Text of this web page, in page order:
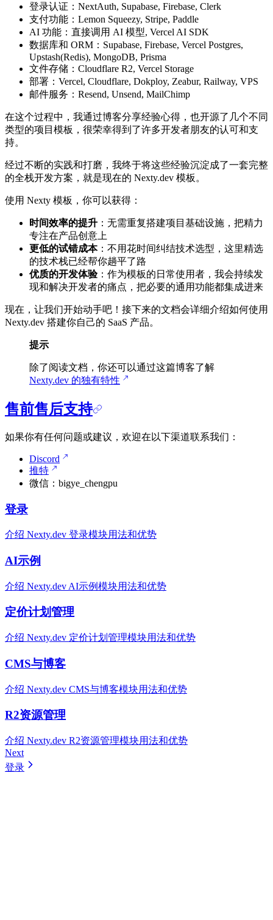
登录认证：NextAuth, Supabase, Firebase, Clerk
支付功能：Lemon Squeezy, Stripe, Paddle
AI 功能：直接调用 AI 模型, Vercel AI SDK
数据库和 ORM：Supabase, Firebase, Vercel Postgres,
Upstash(Redis), MongoDB, Prisma
文件存储：Cloudflare R2, Vercel Storage
部署：Vercel, Cloudflare, Dokploy, Zeabur, Railway, VPS
邮件服务：Resend, Unsend, MailChimp
在这个过程中，我通过博客分享经验心得，也开源了几个不同
类型的项目模板，很荣幸得到了许多开发者朋友的认可和支
持。
经过不断的实践和打磨，我终于将这些经验沉淀成了一套完整
的全栈开发方案，就是现在的 Nexty.dev 模板。
使用 Nexty 模板，你可以获得：
时间效率的提升 ：无需重复搭建项目基础设施，把精力
专注在产品创意上
更低的试错成本：不用花时间纠结技术选型，这里精选
的技术栈已经帮你趟平了路
优质的开发体验：作为模板的日常使用者，我会持续发
现和解决开发者的痛点，把必要的通用功能都集成进来
现在，让我们开始动手吧！接下来的文档会详细介绍如何使用
Nexty.dev 搭建你自己的 SaaS 产品。
提示
除了阅读文档，你还可以通过这篇博客了解
Nexty.dev 的独有特性
售前售后支持
如果你有任何问题或建议，欢迎在以下渠道联系我们：
Discord
推特
微信：bigye_chengpu
登录
介绍 Nexty.dev 登录模块用法和优势
AI示例
介绍 Nexty.dev AI示例模块用法和优势
定价计划管理
介绍 Nexty.dev 定价计划管理模块用法和优势
CMS与博客
介绍 Nexty.dev CMS与博客模块用法和优势
R2资源管理
介绍 Nexty.dev R2资源管理模块用法和优势
Next
登录